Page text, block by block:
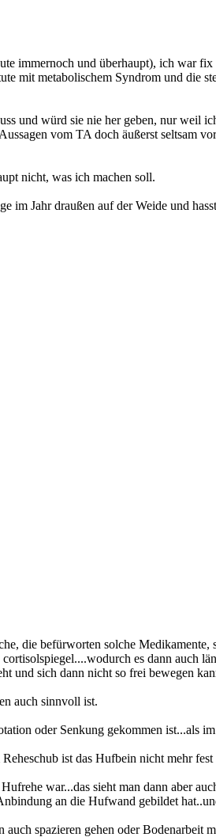
immernoch und überhaupt), ich war
mit metabolischem Syndrom und die
und würd sie nie her geben, nur weil
vom TA doch äußerst seltsam
nicht, was ich machen soll.
im Jahr draußen auf der Weide und
die befürworten solche
es dann auch
und sich dann nicht so frei bewegen
auch sinnvoll ist.
oder Senkung gekommen ist...als
ist das Hufbein nicht mehr
war...das sieht man dann aber
an die Hufwand gebildet
spazieren gehen oder Bodenarbeit